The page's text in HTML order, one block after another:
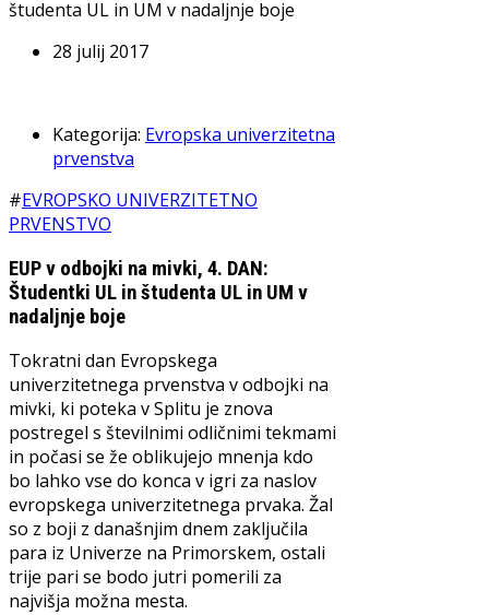
28 julij 2017
Kategorija: Evropska univerzitetna
prvenstva
#EVROPSKO UNIVERZITETNO
PRVENSTVO
EUP v odbojki na mivki, 4. DAN:
Študentki UL in študenta UL in UM v
nadaljnje boje
Tokratni dan Evropskega
univerzitetnega prvenstva v odbojki na
mivki, ki poteka v Splitu je znova
postregel s številnimi odličnimi tekmami
in počasi se že oblikujejo mnenja kdo
bo lahko vse do konca v igri za naslov
evropskega univerzitetnega prvaka. Žal
so z boji z današnjim dnem zaključila
para iz Univerze na Primorskem, ostali
trije pari se bodo jutri pomerili za
najvišja možna mesta.